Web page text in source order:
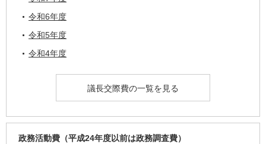
令和6年度
令和5年度
令和4年度
議長交際費の一覧を見る
政務活動費（平成24年度以前は政務調査費）